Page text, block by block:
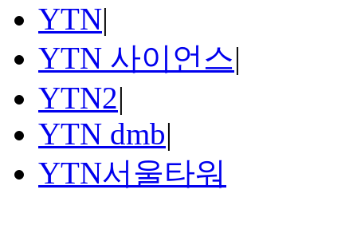
YTN|
YTN 사이언스|
YTN2|
YTN dmb|
YTN서울타워